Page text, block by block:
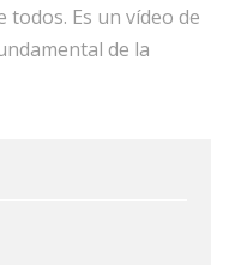
Es un vídeo de
de la